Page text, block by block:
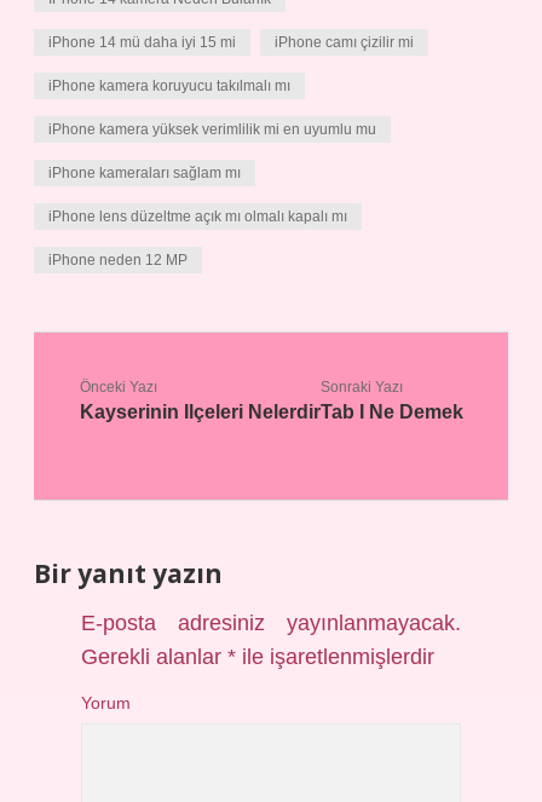
iPhone 14 mü daha iyi 15 mi iPhone camı çizilir mi
iPhone kamera koruyucu takılmalı mı
iPhone kamera yüksek verimlilik mi en uyumlu mu
iPhone kameraları sağlam mı
iPhone lens düzeltme açık mı olmalı kapalı mı
iPhone neden 12 MP
Önceki Yazı
Kayserinin Ilçeleri Nelerdir
Sonraki Yazı
Tab I Ne Demek
Bir yanıt yazın
E-posta adresiniz yayınlanmayacak.
Gerekli alanlar* ile işaretlenmişlerdir
Yorum